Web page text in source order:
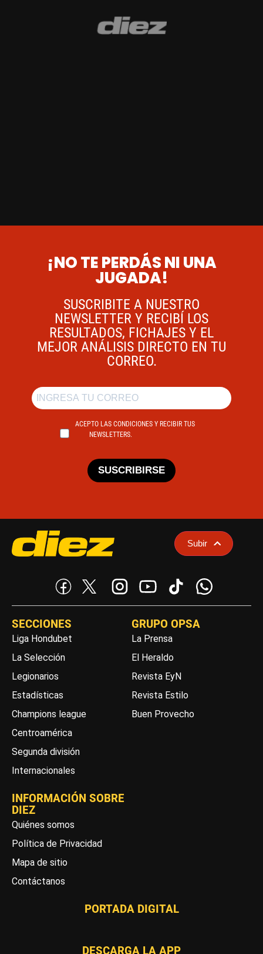
¡NO TE PERDÁS NI UNA
JUGADA!
SUSCRIBITE A NUESTRO
NEWSLETTER Y RECIBÍ LOS
RESULTADOS, FICHAJES Y EL
MEJOR ANÁLISIS DIRECTO EN TU
CORREO.
ACEPTO LAS CONDICIONES Y RECIBIR TUS
NEWSLETTERS.
SUSCRIBIRSE
Subir
SECCIONES
Liga Hondubet
La Selección
Legionarios
Estadísticas
Champions league
Centroamérica
Segunda división
Internacionales
GRUPO OPSA
La Prensa
El Heraldo
Revista EyN
Revista Estilo
Buen Provecho
INFORMACIÓN SOBRE
DIEZ
Quiénes somos
Política de Privacidad
Mapa de sitio
Contáctanos
PORTADA DIGITAL
DESCARGA LA APP